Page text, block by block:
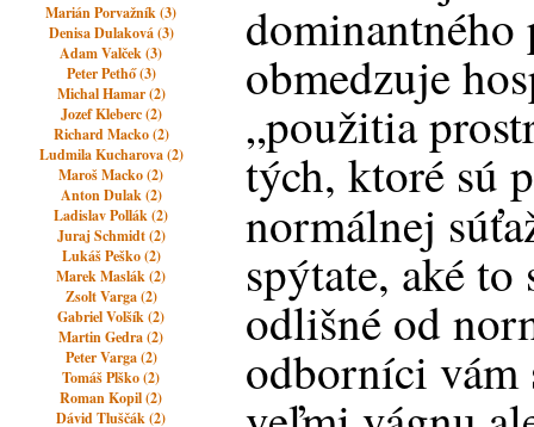
Marián Porvažník (3)
Denisa Dulaková (3)
Adam Valček (3)
Peter Pethő (3)
Michal Hamar (2)
Jozef Kleberc (2)
Richard Macko (2)
Ludmila Kucharova (2)
Maroš Macko (2)
Anton Dulak (2)
Ladislav Pollák (2)
Juraj Schmidt (2)
Lukáš Peško (2)
Marek Maslák (2)
Zsolt Varga (2)
Gabriel Volšík (2)
Martin Gedra (2)
Peter Varga (2)
Tomáš Plško (2)
Roman Kopil (2)
Dávid Tluščák (2)
obmedzuje
„použitia
tých, ktoré sú
normálnej
spýtate, aké
odlišné od
odborníci vám